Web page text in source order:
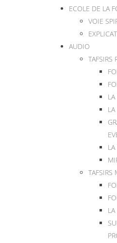
ECOLE DE LA
VOIE
AUDIO
TAFSIRS
TAFSIRS